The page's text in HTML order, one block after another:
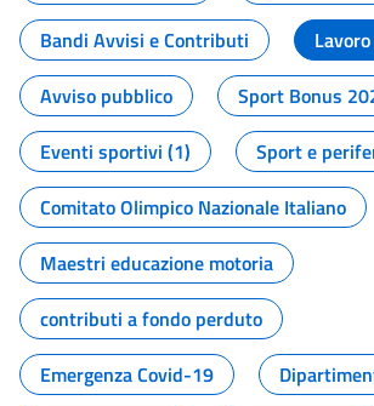
Bandi Avvisi e Contributi
Avviso pubblico
Sport Bonus
Eventi sportivi (1)
Sport e
Comitato Olimpico Nazionale Italiano
Maestri educazione motoria
contributi a fondo perduto
Emergenza Covid-19